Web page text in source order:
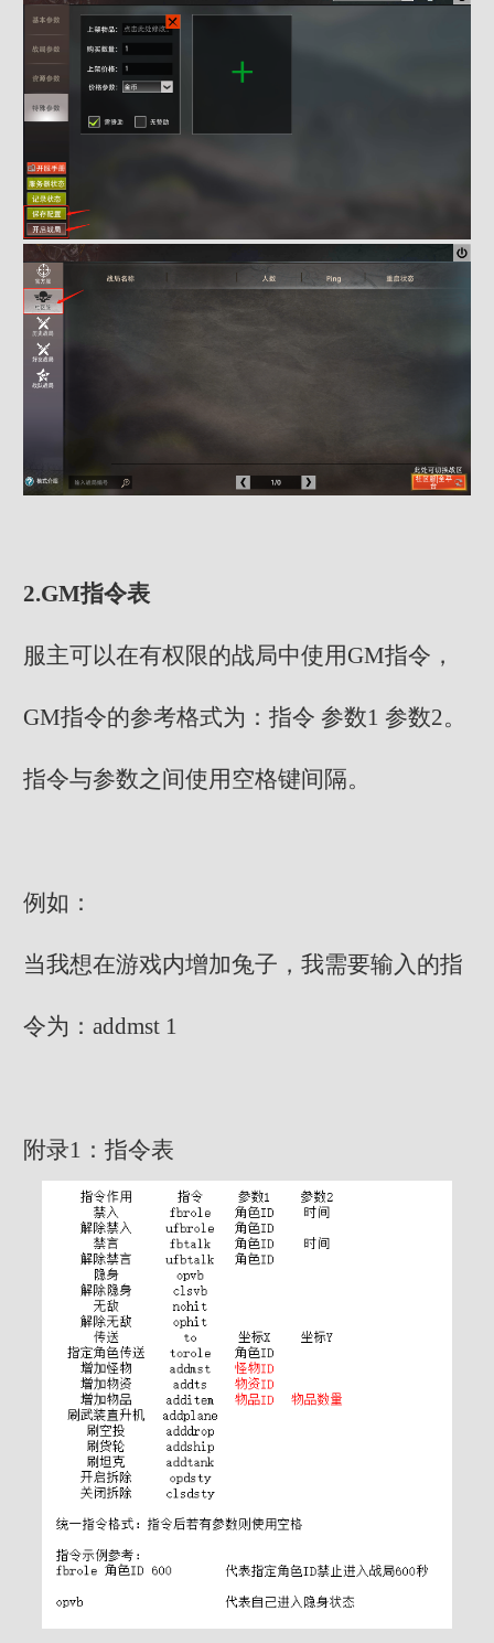
2.GM指令表
服主可以在有权限的战局中使用GM指令，
GM指令的参考格式为：指令 参数1 参数2。
指令与参数之间使用空格键间隔。
例如：
当我想在游戏内增加兔子，我需要输入的指
令为：addmst 1
附录1：指令表